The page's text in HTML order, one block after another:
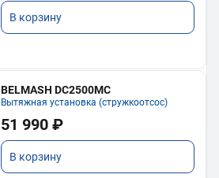
В корзину
BELMASH DC2500MC
Вытяжная установка (стружкоотсос)
51 990 ₽
В корзину